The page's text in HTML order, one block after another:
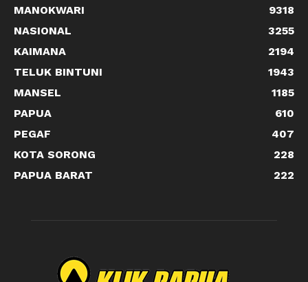
MANOKWARI
9318
NASIONAL
3255
KAIMANA
2194
TELUK BINTUNI
1943
MANSEL
1185
PAPUA
610
PEGAF
407
KOTA SORONG
228
PAPUA BARAT
222